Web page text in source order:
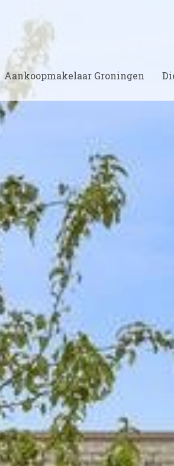
Aankoopmakelaar Groningen